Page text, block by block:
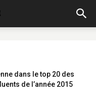
dans le top 20 des
de l’année 2015